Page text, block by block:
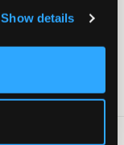
Show details